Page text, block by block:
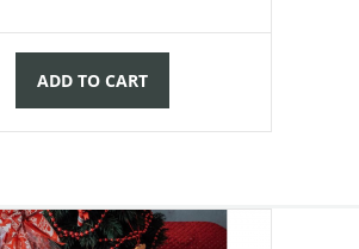
ADD TO CART